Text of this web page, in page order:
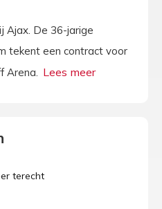
Ajax. De 36-jarige
tekent een contract voor
Arena.
terecht